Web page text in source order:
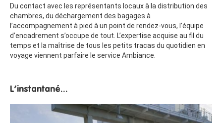
Du contact avec les représentants locaux à la distribution des
chambres, du déchargement des bagages à
l’accompagnement à pied à un point de rendez-vous, l’équipe
d’encadrement s’occupe de tout. L’expertise acquise au fil du
temps et la maîtrise de tous les petits tracas du quotidien en
voyage viennent parfaire le service Ambiance.
L‘instantané...